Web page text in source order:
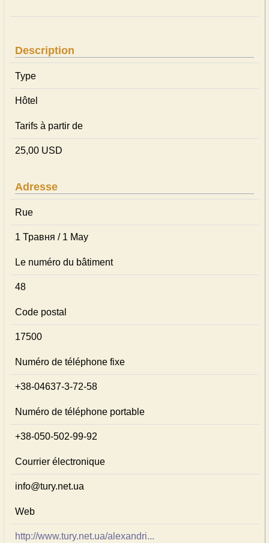
Description
Type
Hôtel
Tarifs à partir de
25,00 USD
Adresse
Rue
1 Травня / 1 May
Le numéro du bâtiment
48
Code postal
17500
Numéro de téléphone fixe
+38-04637-3-72-58
Numéro de téléphone portable
+38-050-502-99-92
Courrier électronique
info@tury.net.ua
Web
http://www.tury.net.ua/alexandri...